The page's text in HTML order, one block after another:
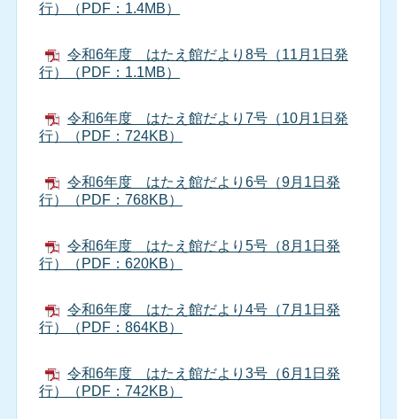
行）（PDF：1.4MB）
令和6年度 はたえ館だより8号（11月1日発
行）（PDF：1.1MB）
令和6年度 はたえ館だより7号（10月1日発
行）（PDF：724KB）
令和6年度 はたえ館だより6号（9月1日発
行）（PDF：768KB）
令和6年度 はたえ館だより5号（8月1日発
行）（PDF：620KB）
令和6年度 はたえ館だより4号（7月1日発
行）（PDF：864KB）
令和6年度 はたえ館だより3号（6月1日発
行）（PDF：742KB）